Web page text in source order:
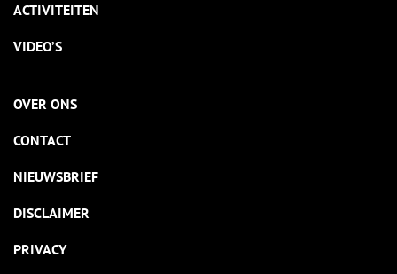
ACTIVITEITEN
VIDEO’S
OVER ONS
CONTACT
NIEUWSBRIEF
DISCLAIMER
PRIVACY